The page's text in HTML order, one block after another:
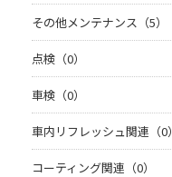
その他メンテナンス（5）
点検（0）
車検（0）
車内リフレッシュ関連（0）
コーティング関連（0）